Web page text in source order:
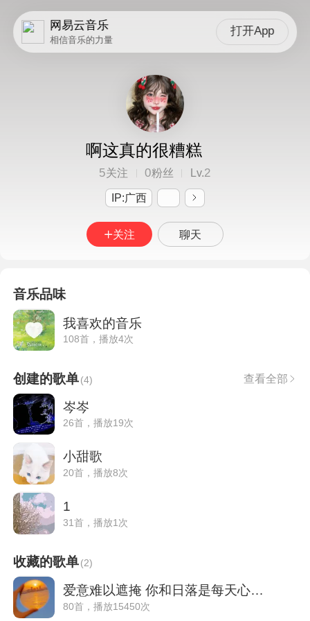
网易云音乐
相信音乐的力量
打开App
啊这真的很糟糕
5关注 0粉丝 Lv.2
IP:广西
关注 聊天
音乐品味
我喜欢的音乐
108首，播放4次
创建的歌单(4) 查看全部
岑岑
26首，播放19次
小甜歌
20首，播放8次
1
31首，播放1次
收藏的歌单(2)
爱意难以遮掩 你和日落是每天心动时刻
80首，播放15450次